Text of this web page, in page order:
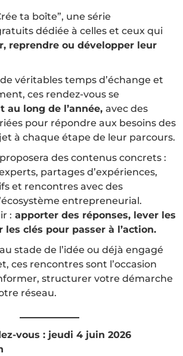
ta boîte”, une série
dédiée à celles et ceux qui
reprendre ou développer leur
véritables temps d’échange et
ces rendez-vous se
au long de l’année,avec des
pour répondre aux besoins des
à chaque étape de leur parcours.
des contenus concrets :
partages d’expériences,
et rencontres avec des
entrepreneurial.
: apporter des réponses, lever les
clés pour passer à l’action.
stade de l’idée ou déjà engagé
ces rencontres sont l’occasion
structurer votre démarche
réseau.
vous : jeudi 4 juin 2026